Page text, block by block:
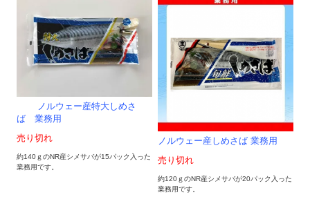
ノルウェー産特大しめさ
ば 業務用
売り切れ
約140ｇのNR産シメサバが15パック入った
業務用です。
ノルウェー産しめさば 業務用
売り切れ
約120ｇのNR産シメサバが20パック入った
業務用です。